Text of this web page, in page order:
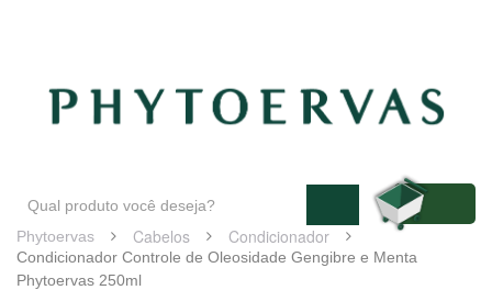
Phytoervas Cabelos Condicionador
Condicionador Controle de Oleosidade Gengibre e Menta
Phytoervas 250ml